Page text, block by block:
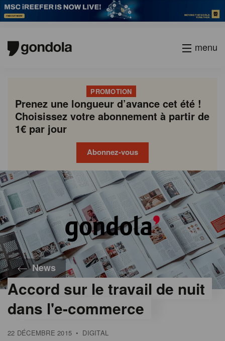
menu
PROMOTION
Prenez une longueur d’avance cet été !
Choisissez votre abonnement à partir de
1€ par jour
Abonnez-vous
News
Accord sur le travail de nuit
dans l'e-commerce
22 DÉCEMBRE 2015 • DIGITAL
Gondola
academy
Gondola
society